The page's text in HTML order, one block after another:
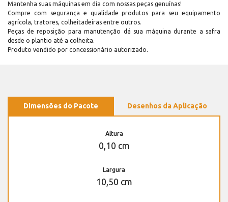
Mantenha suas máquinas em dia com nossas peças genuínas!
Compre com segurança e qualidade produtos para seu equipamento
agrícola, tratores, colheitadeiras entre outros.
Peças de reposição para manutenção dá sua máquina durante a safra
desde o plantio até a colheita.
Produto vendido por concessionário autorizado.
Dimensões do Pacote Desenhos da Aplicação
Altura
0,10 cm
Largura
10,50 cm